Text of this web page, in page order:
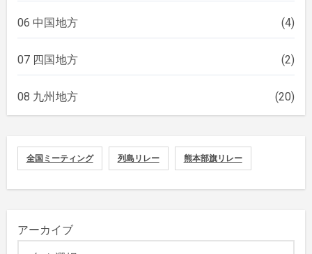
06 中国地方 (4)
07 四国地方 (2)
08 九州地方 (20)
全国ミーティング 列島リレー 熊本部旗リレー
アーカイブ